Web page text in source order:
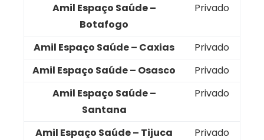
Amil Espaço Saúde –
Botafogo
Privado
Amil Espaço Saúde – Caxias
Privado
Amil Espaço Saúde – Osasco
Privado
Amil Espaço Saúde –
Santana
Privado
Amil Espaço Saúde – Tijuca
Privado